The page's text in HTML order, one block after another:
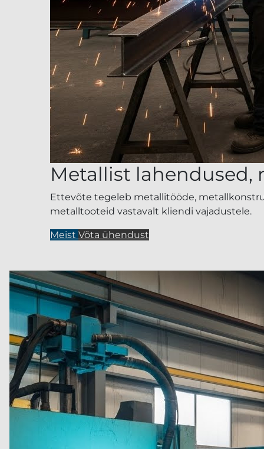
Metallist lahendused,
Ettevõte tegeleb metallitööde,
metalltooteid vastavalt kliendi vajadustele.
Meist Võta ühendust